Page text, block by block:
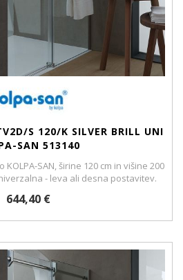
S 120/K SILVER BRILL UNI
SAN 513140
SAN, širine 120 cm in višine 200
- leva ali desna postavitev.
644,40 €